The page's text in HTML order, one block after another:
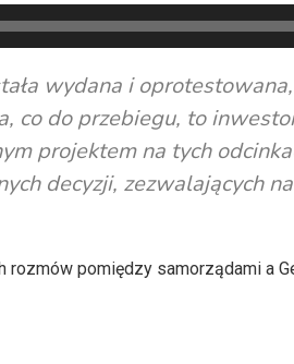
wydana i
co do przebiegu, to
projektem na tych
decyzji, zezwalających
pomiędzy samorządami a